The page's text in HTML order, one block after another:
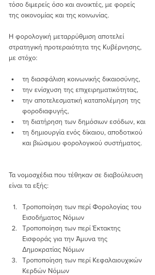
τόσο διμερείς όσο και ανοικτές, με φορείς
της οικονομίας και της κοινωνίας.
Η φορολογική μεταρρύθμιση αποτελεί
στρατηγική προτεραιότητα της Κυβέρνησης,
με στόχο:
τη διασφάλιση κοινωνικής δικαιοσύνης,
την ενίσχυση της επιχειρηματικότητας,
την αποτελεσματική καταπολέμηση της
φοροδιαφυγής,
τη διατήρηση των δημόσιων εσόδων, και
τη δημιουργία ενός δίκαιου, αποδοτικού
και βιώσιμου φορολογικού συστήματος.
Τα νομοσχέδια που τέθηκαν σε διαβούλευση
είναι τα εξής:
Τροποποίηση των περί Φορολογίας του
Εισοδήματος Νόμων
Τροποποίηση των περί Έκτακτης
Εισφοράς για την Άμυνα της
Δημοκρατίας Νόμων
Τροποποίηση των περί Κεφαλαιουχικών
Κερδών Νόμων